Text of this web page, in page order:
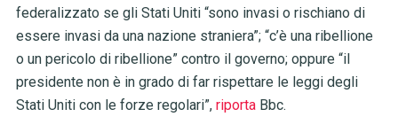
federalizzato se gli Stati Uniti “sono invasi o rischiano di
essere invasi da una nazione straniera”; “c’è una ribellione
o un pericolo di ribellione” contro il governo; oppure “il
presidente non è in grado di far rispettare le leggi degli
Stati Uniti con le forze regolari”, riportaBbc.